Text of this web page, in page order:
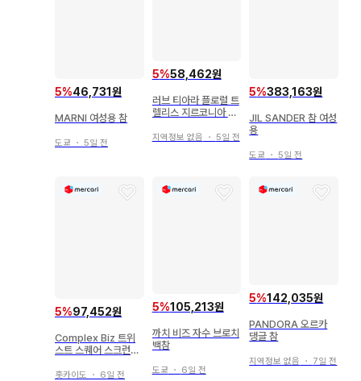
5%46,731원
MARNI 여성용 참
도쿄 ・ 5일 전
5%58,462원
러브 티아라 플로럴 트
렐리스 지르코니아 티
지역정보 없음 ・ 5일 전
5%383,163원
JIL SANDER 참 여성
용
도쿄 ・5일 전
5%97,452원
Complex Biz 트위
스트 스퀘어 스크런치
홋카이도 ・ 6일 전
5%105,213원
까치 비즈 자수 브로치
백참
도쿄 ・ 6일 전
5%142,035원
PANDORA 오르카
댕글 참
지역정보 없음 ・ 7일 전